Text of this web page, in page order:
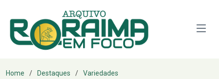
Home Destaques
Variedades